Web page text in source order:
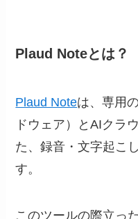
Plaud Noteとは？
Plaud Noteは、専用
ドウェア）とAIクラ
た、録音・文字起こ
す。
このツールの際立っ